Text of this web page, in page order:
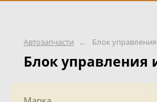
Автозапчасти ← Блок
Блок